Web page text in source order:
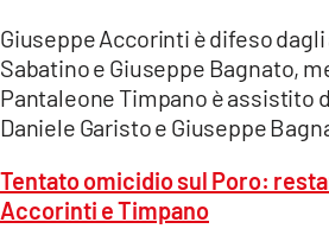
Giuseppe Accorinti è difeso
Sabatino e Giuseppe Bagnato,
Pantaleone Timpano è assistito
Daniele Garisto e Giuseppe
Tentato omicidio sul Poro:
Accorinti e Timpano